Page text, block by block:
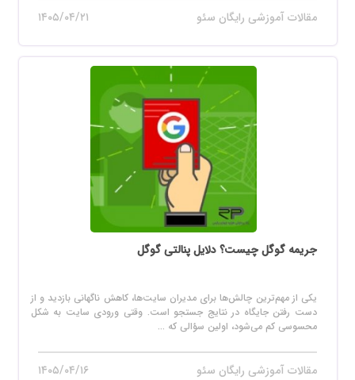
مقالات آموزشی رایگان سئو ۱۴۰۵/۰۴/۲۱
جریمه گوگل چیست؟ دلایل پنالتی گوگل
یکی از مهم‌ترین چالش‌ها برای مدیران سایت‌ها، کاهش ناگهانی بازدید و از
دست رفتن جایگاه در نتایج جستجو است. وقتی ورودی سایت به شکل
محسوسی کم می‌شود، اولین سؤالی که ...
مقالات آموزشی رایگان سئو ۱۴۰۵/۰۴/۱۶